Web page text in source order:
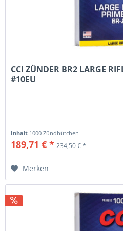
CCI ZÜNDER BR2 LARGE
#10EU
Inhalt 1000 Zündhütchen
189,71 € * 234,50 € *
Merken